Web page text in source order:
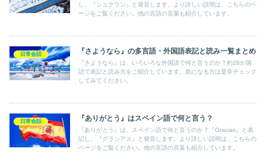
し、『シュクラン』と発音します。より詳しい説明は、こちらのペ
ージをご覧ください。他の言語の言葉も紹介しています。
日常会話 『さようなら』の多言語・外国語表記と読み一覧まとめ
『さようなら』は、いろいろな外国語で何と言うのか？約26か国
語で表記と読み方をご紹介しています。気になる方は是非チェック
してみてください。
日常会話 『ありがとう』はスペイン語で何と言う？
『ありがとう』は、スペイン語で何と言うのか？『Gracias』と表
記し、『グラシアス』と発音します。より詳しい説明は、こちらの
ページをご覧ください。他の言語の言葉も紹介しています。